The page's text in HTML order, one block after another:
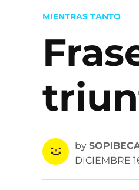
POSTED
MIENTRAS TANTO
by
DICIEMBRE